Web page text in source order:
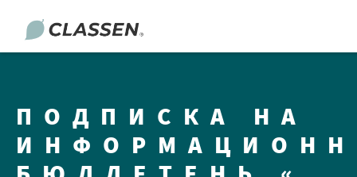
ПОДПИСКА НА